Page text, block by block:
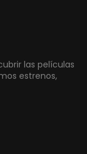
las películas
estrenos,